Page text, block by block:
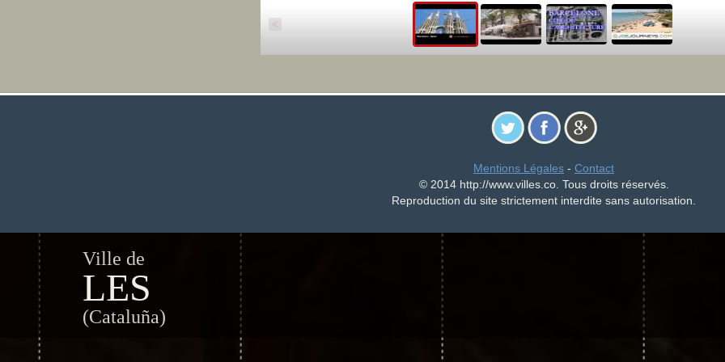
<
Mentions Légales - Contact
© 2014 http://www.villes.co. Tous droits réservés.
Reproduction du site strictement interdite sans autorisation.
Ville de
LES
(Cataluña)